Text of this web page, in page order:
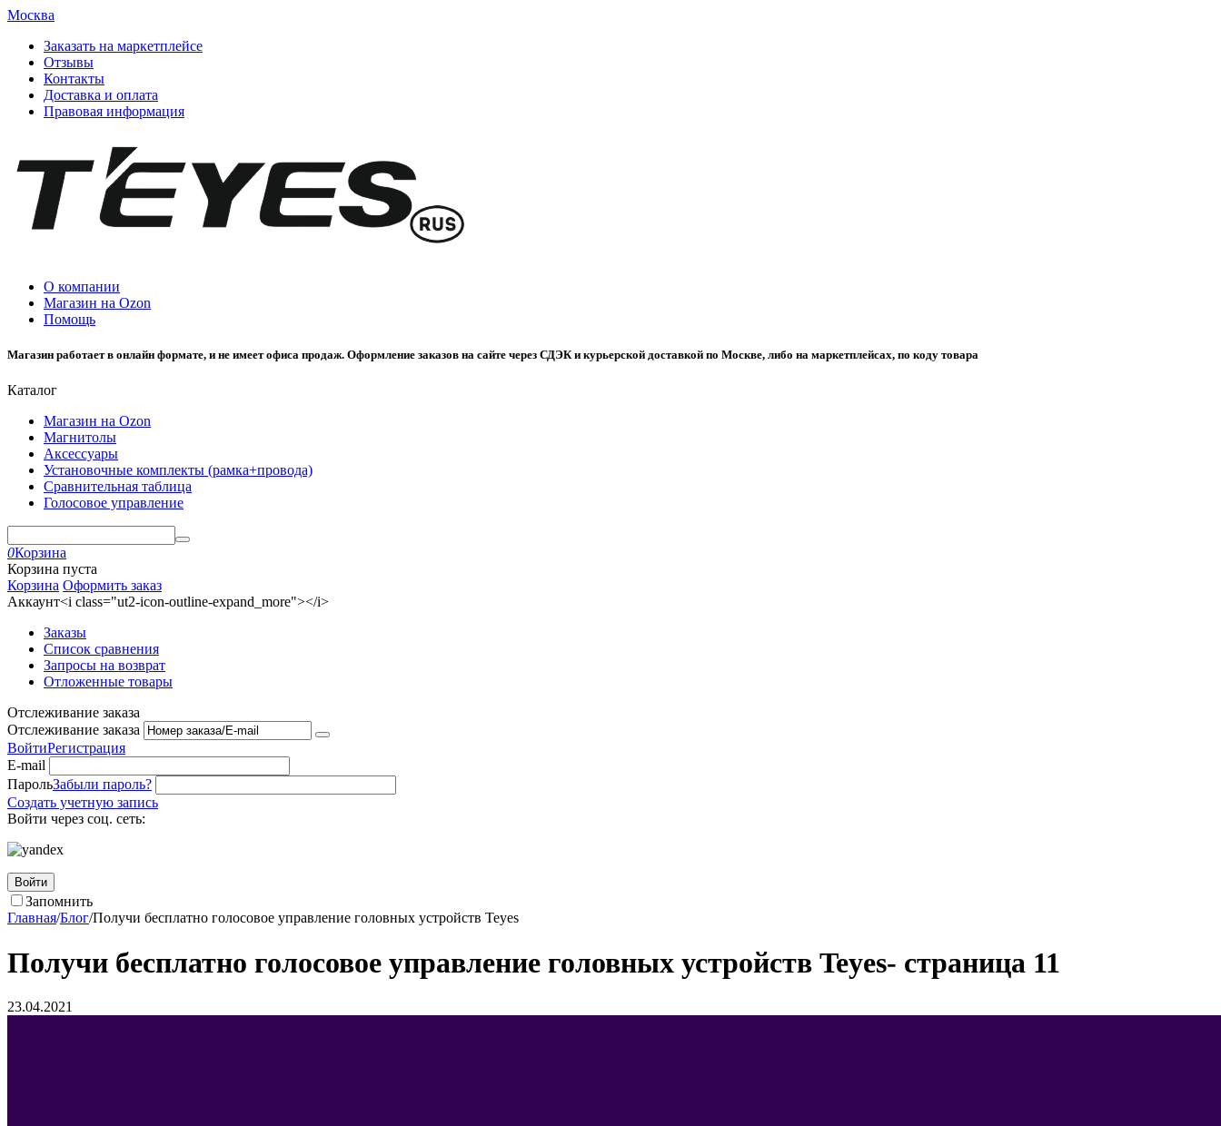
Москва
Заказать на маркетплейсе
Отзывы
Контакты
Доставка и оплата
Правовая информация
О компании
Магазин на Ozon
Помощь
Магазин работает в онлайн формате, и не имеет офиса продаж. Оформление заказов на сайте через СДЭК и курьерской доставкой по Москве, либо на маркетплейсах, по коду товара
Каталог
Магазин на Ozon
Магнитолы
Аксессуары
Установочные комплекты (рамка+провода)
Сравнительная таблица
Голосовое управление
0Корзина
Корзина пуста
Корзина Оформить заказ
Аккаунт<i class="ut2-icon-outline-expand_more"></i>
Заказы
Список сравнения
Запросы на возврат
Отложенные товары
Отслеживание заказа
Отслеживание заказа
ВойтиРегистрация
E-mail
ПарольЗабыли пароль?
Создать учетную запись
Войти через соц. сеть:
Войти
Запомнить
Главная/Блог/Получи бесплатно голосовое управление головных устройств Teyes
Получи бесплатно голосовое управление головных устройств Teyes- страница 11
23.04.2021